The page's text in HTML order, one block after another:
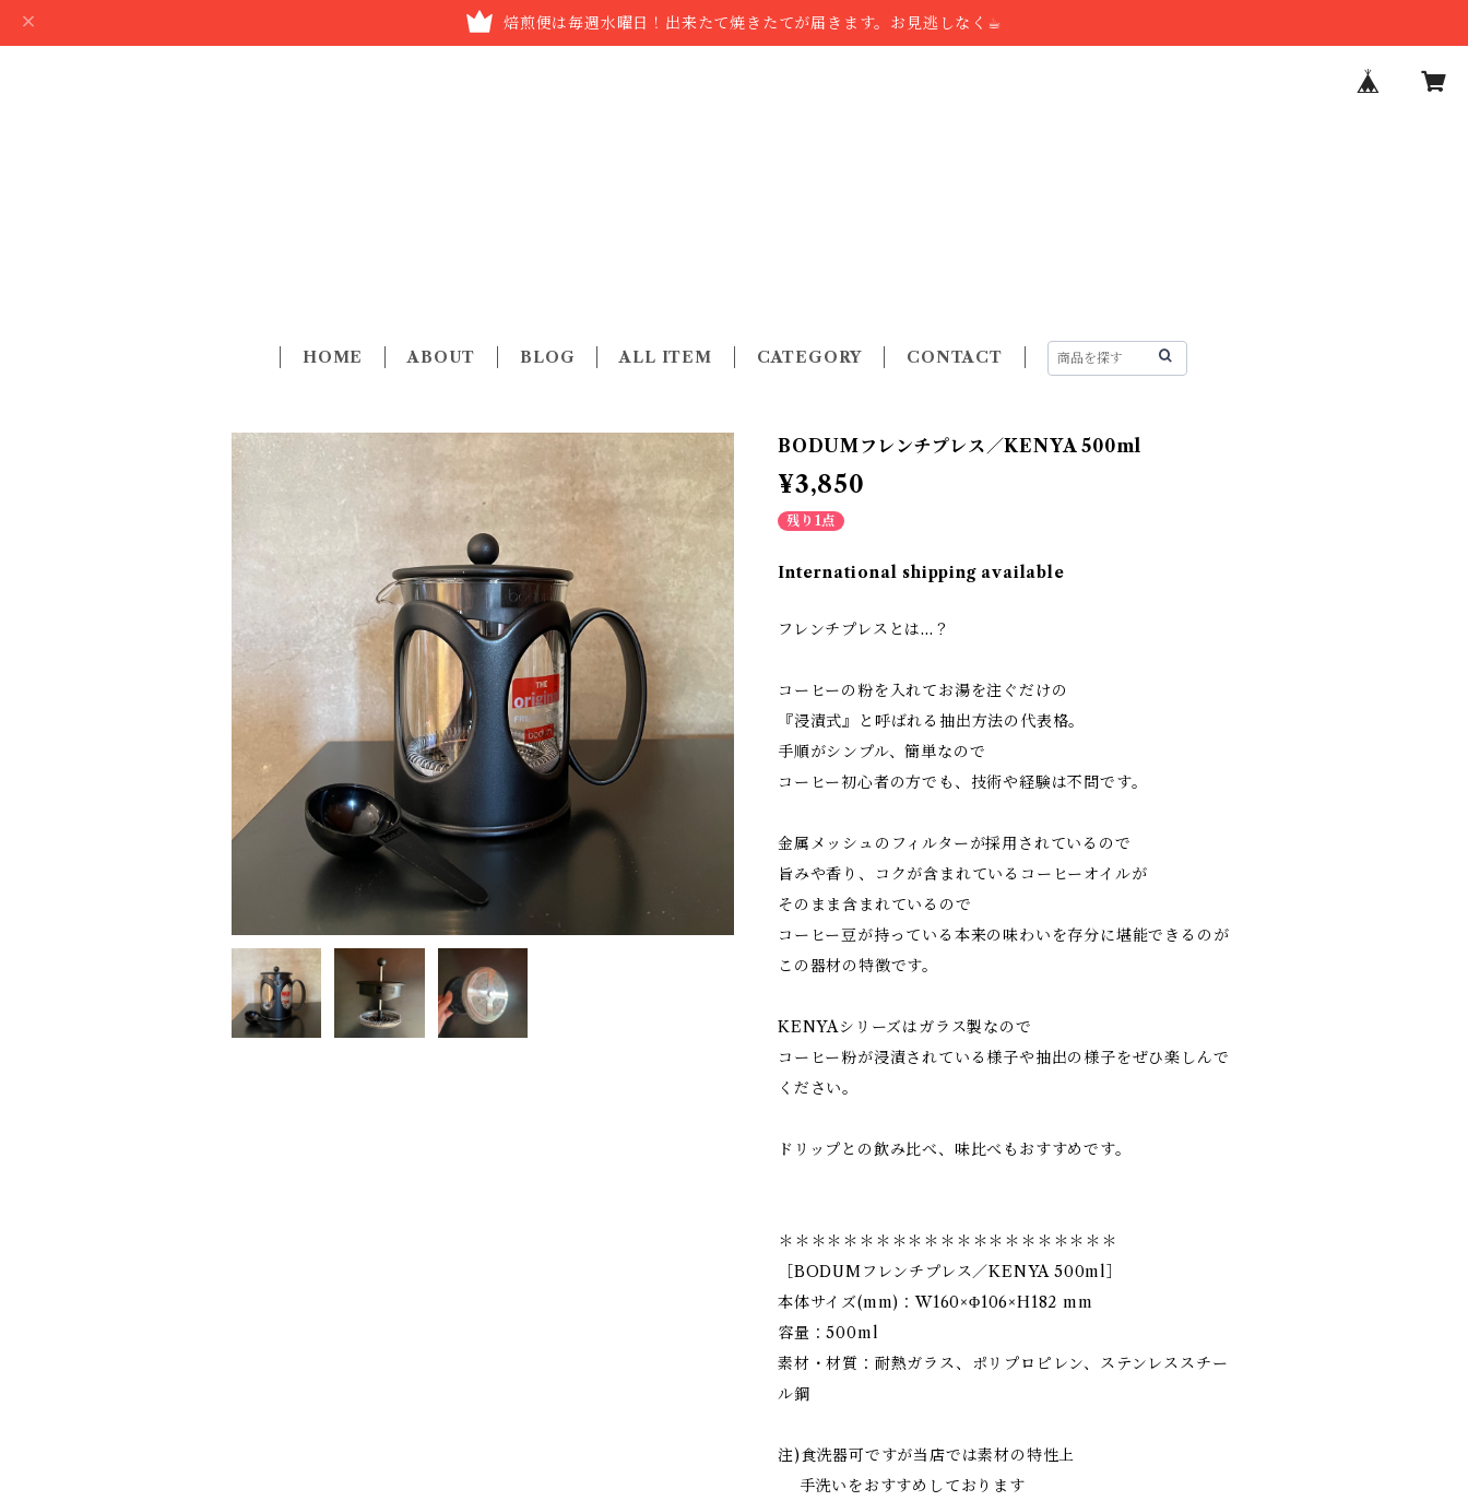
焙煎便は毎週水曜日！出来たて焼きたてが届きます。お見逃しなく☕︎
HOME ABOUT BLOG ALL ITEM CATEGORY CONTACT
BODUMフレンチプレス／KENYA 500ml
¥3,850
残り1点
International shipping available
フレンチプレスとは…？
コーヒーの粉を入れてお湯を注ぐだけの
『浸漬式』と呼ばれる抽出方法の代表格。
手順がシンプル、簡単なので
コーヒー初心者の方でも、技術や経験は不問です。
金属メッシュのフィルターが採用されているので
旨みや香り、コクが含まれているコーヒーオイルが
そのまま含まれているので
コーヒー豆が持っている本来の味わいを存分に堪能できるのが
この器材の特徴です。
KENYAシリーズはガラス製なので
コーヒー粉が浸漬されている様子や抽出の様子をぜひ楽しんで
ください。
ドリップとの飲み比べ、味比べもおすすめです。
＊＊＊＊＊＊＊＊＊＊＊＊＊＊＊＊＊＊＊＊＊
［BODUMフレンチプレス／KENYA 500ml］
本体サイズ(mm)：W160×Φ106×H182 mm
容量：500ml
素材・材質：耐熱ガラス、ポリプロピレン、ステンレススチー
ル鋼
注)食洗器可ですが当店では素材の特性上
手洗いをおすすめしております